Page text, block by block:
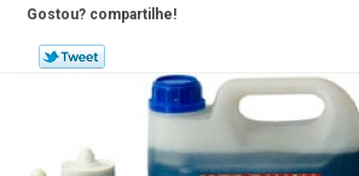
Gostou? compartilhe!